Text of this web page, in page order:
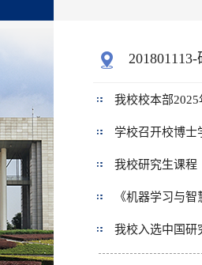
201801113-
我校校本部
学校召开校博士
我校研究生课程
《机器学习与
我校入选中国研